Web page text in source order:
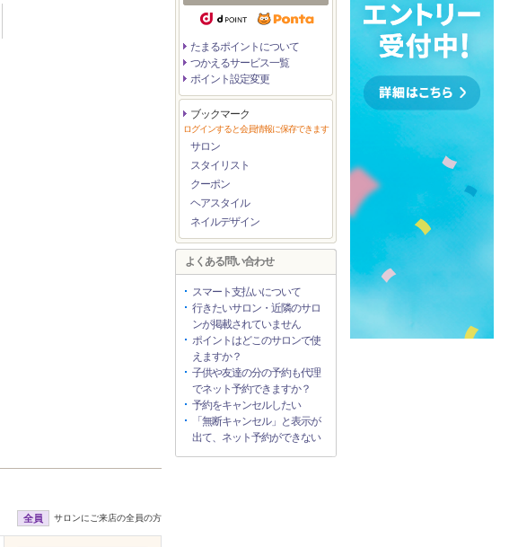
全員 サロンにご来店の全員の方
たまるポイントについて
つかえるサービス一覧
ポイント設定変更
ブックマーク
ログインすると会員情報に保存できます
サロン
スタイリスト
クーポン
ヘアスタイル
ネイルデザイン
よくある問い合わせ
スマート支払いについて
行きたいサロン・近隣のサロ
ンが掲載されていません
ポイントはどこのサロンで使
えますか？
子供や友達の分の予約も代理
でネット予約できますか？
予約をキャンセルしたい
「無断キャンセル」と表示が
出て、ネット予約ができない